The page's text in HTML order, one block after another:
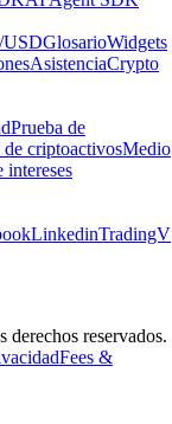
USDGlosarioWidgets
AsistenciaCrypto
Prueba de
criptoactivosMedio
intereses
LinkedinTradingV
reservados.
Fees &